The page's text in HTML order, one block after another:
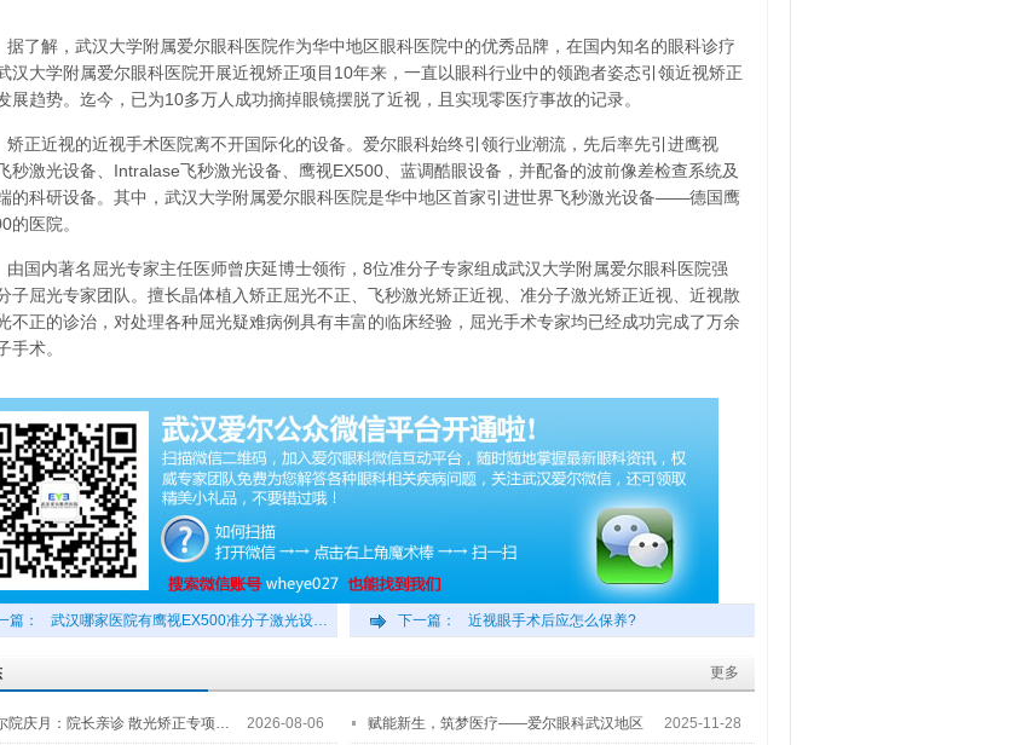
解，武汉大学附属爱尔眼科医院作为华中地区眼科医院中的优秀品牌，在国内知名的眼科诊疗
汉大学附属爱尔眼科医院开展近视矫正项目10年来，一直以眼科行业中的领跑者姿态引领近视矫正
展趋势。迄今，已为10多万人成功摘掉眼镜摆脱了近视，且实现零医疗事故的记录。
近视的近视手术医院离不开国际化的设备。爱尔眼科始终引领行业潮流，先后率先引进鹰视
秒激光设备、Intralase飞秒激光设备、鹰视EX500、蓝调酷眼设备，并配备的波前像差检查系统及
的科研设备。其中，武汉大学附属爱尔眼科医院是华中地区首家引进世界飞秒激光设备——德国鹰
的医院。
内著名屈光专家主任医师曾庆延博士领衔，8位准分子专家组成武汉大学附属爱尔眼科医院强
子屈光专家团队。擅长晶体植入矫正屈光不正、飞秒激光矫正近视、准分子激光矫正近视、近视散
不正的诊治，对处理各种屈光疑难病例具有丰富的临床经验，屈光手术专家均已经成功完成了万余
手术。
篇： 武汉哪家医院有鹰视EX500准分子激光设… 下一篇： 近视眼手术后应怎么保养?
更多
院庆月：院长亲诊 散光矫正专项… 2026-08-06 赋能新生，筑梦医疗——爱尔眼科武汉地区 2025-11-28